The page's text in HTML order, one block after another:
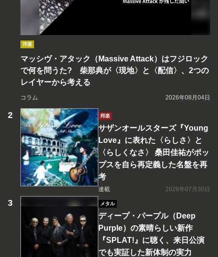
洋楽
マッシヴ・アタック（Massive Attack）はフジロック
で何を問うた? 柴那典が〈現地〉と〈配信〉、2つの
レイヤーから考える
コラム 2026年08月04日
邦楽
サザンオールスターズ『Young
Love』に表れた〈らしさ〉と
〈らしくなさ〉 桑田佳祐がポッ
プスを自ら再定義した名盤を再
考
連載 2026年07月30日
メタル
ディープ・パープル（Deep
Purple）の素晴らしい新作
『SPLAT!』に聴く、来日公演
でも実証した新体制の実力